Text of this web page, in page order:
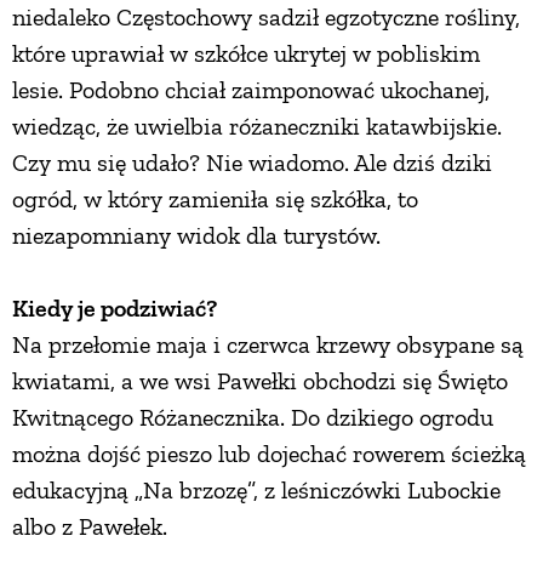
niedaleko Częstochowy sadził egzotyczne rośliny,
które uprawiał w szkółce ukrytej w pobliskim
lesie. Podobno chciał zaimponować ukochanej,
wiedząc, że uwielbia różaneczniki katawbijskie.
Czy mu się udało? Nie wiadomo. Ale dziś dziki
ogród, w który zamieniła się szkółka, to
niezapomniany widok dla turystów.
Kiedy je podziwiać?
Na przełomie maja i czerwca krzewy obsypane są
kwiatami, a we wsi Pawełki obchodzi się Święto
Kwitnącego Różanecznika. Do dzikiego ogrodu
można dojść pieszo lub dojechać rowerem ścieżką
edukacyjną „Na brzozę”, z leśniczówki Lubockie
albo z Pawełek.
RĘKODZIEŁO
RZEMIOSŁO
ZWYCZAJE
PRZEPISY
PRZYSTAWKI